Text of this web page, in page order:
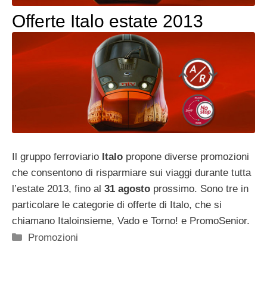
Offerte Italo estate 2013
Il gruppo ferroviario Italo propone diverse promozioni
che consentono di risparmiare sui viaggi durante tutta
l’estate 2013, fino al 31 agosto prossimo. Sono tre in
particolare le categorie di offerte di Italo, che si
chiamano Italoinsieme, Vado e Torno! e PromoSenior.
Categorie
Promozioni